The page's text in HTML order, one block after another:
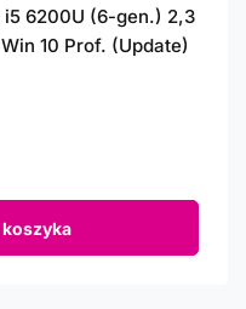
i5 6200U (6-gen.) 2,3
10 Prof. (Update)
koszyka